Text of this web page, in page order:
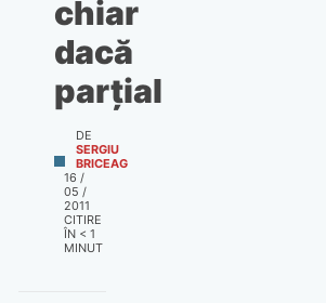
chiar
dacă
parţial
DE
SERGIU
BRICEAG
16 /
05 /
2011
CITIRE
ÎN < 1
MINUT